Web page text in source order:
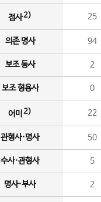
접사2) 25
의존 명사 94
보조 동사 2
보조 형용사 0
어미 2) 22
관형사·명사 50
수사·관형사 5
명사·부사 2